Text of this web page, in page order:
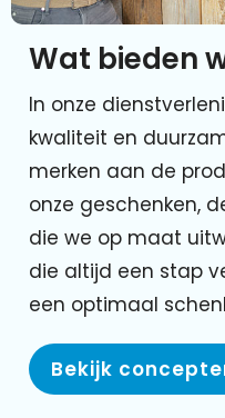
Wat bieden
In onze
kwaliteit en
merken aan de
onze geschenken,
die we op maat
die altijd een stap
een optimaal
Bekijk